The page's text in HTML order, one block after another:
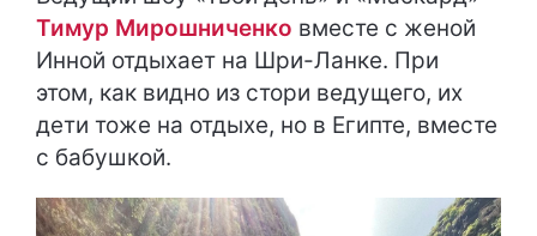
Тимур Мирошниченко вместе с женой
Инной отдыхает на Шри-Ланке. При
этом, как видно из стори ведущего, их
дети тоже на отдыхе, но в Египте, вместе
с бабушкой.